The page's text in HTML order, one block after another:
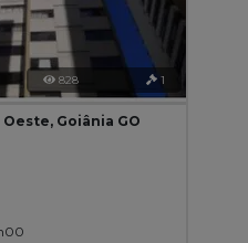
828 1
Goiânia GO